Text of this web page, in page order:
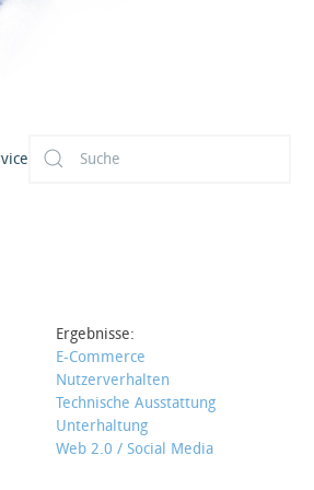
Ergebnisse:
E-Commerce
Nutzerverhalten
Technische Ausstattung
Unterhaltung
Web 2.0 / Social Media